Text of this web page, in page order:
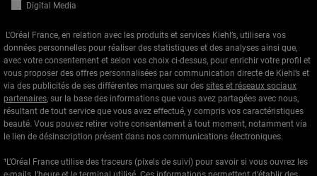
Digital Media
L'Oréal France, en relation avec les produits et services Kiehl’s, utilisera vos
données personnelles pour réaliser des statistiques et des analyses ainsi que,
avec votre consentement et selon vos choix ci-dessus, pour enrichir votre profil et
vous proposer des offres personnalisées par communication directe de Kiehl’s et
via des publicités de ses différentes marques sur des sites et réseaux sociaux
partenaires, sur la base des informations que vous avez partagées avec nous,
résultant de tout service que vous avez effectué, y compris vos caractéristiques
beauté. Vous pouvez retirer votre consentement à tout moment, notamment via
le lien de désinscription présent dans nos communications électroniques.
¹L’Oréal France utilise des traceurs (pixels de suivi) pour savoir si vous ouvrez les